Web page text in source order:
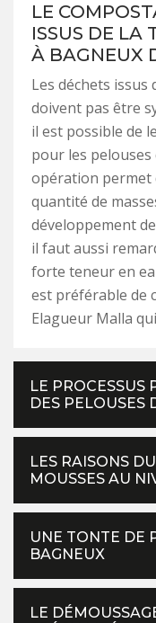
LE
ISSUS DE LA
À BAGNEUX
Les déchets issus
doivent pas être
il est possible de
pour les
opération permet
quantité de
développement
il faut aussi
forte teneur en
est préférable de
Elagueur Malla
LE PROCESSUS
DES PELOUSES
LES RAISONS
MOUSSES AU
UNE TONTE DE
BAGNEUX
LE